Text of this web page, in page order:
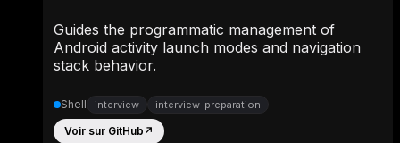
Guides the programmatic management of
Android activity launch modes and navigation
stack behavior.
Shell interview interview-preparation
Voir sur GitHub ↗